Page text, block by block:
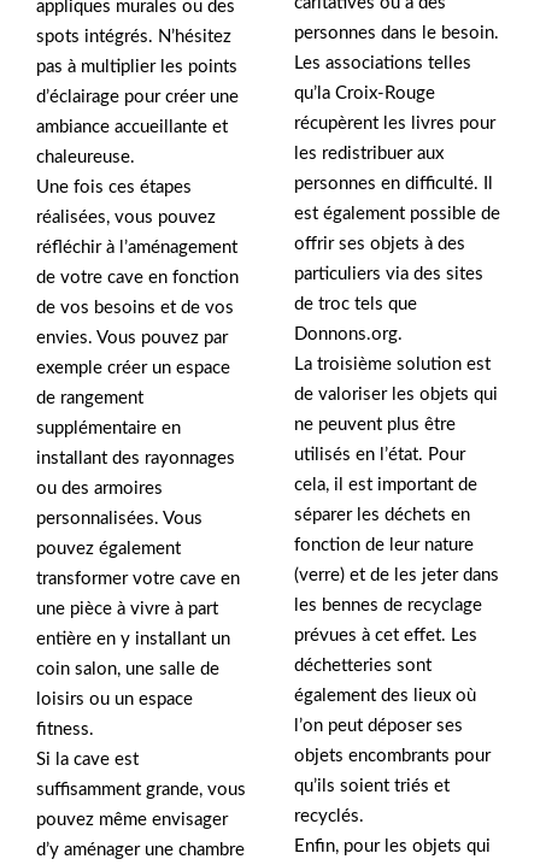
appliques murales ou des
spots intégrés. N’hésitez
pas à multiplier les points
d’éclairage pour créer une
ambiance accueillante et
chaleureuse.
Une fois ces étapes
réalisées, vous pouvez
réfléchir à l’aménagement
de votre cave en fonction
de vos besoins et de vos
envies. Vous pouvez par
exemple créer un espace
de rangement
supplémentaire en
installant des rayonnages
ou des armoires
personnalisées. Vous
pouvez également
transformer votre cave en
une pièce à vivre à part
entière en y installant un
coin salon, une salle de
loisirs ou un espace
fitness.
Si la cave est
suffisamment grande, vous
pouvez même envisager
d’y aménager une chambre
personnes dans le besoin.
Les associations telles
qu’la Croix-Rouge
récupèrent les livres pour
les redistribuer aux
personnes en difficulté. Il
est également possible de
offrir ses objets à des
particuliers via des sites
de troc tels que
Donnons.org.
La troisième solution est
de valoriser les objets qui
ne peuvent plus être
utilisés en l’état. Pour
cela, il est important de
séparer les déchets en
fonction de leur nature
(verre) et de les jeter dans
les bennes de recyclage
prévues à cet effet. Les
déchetteries sont
également des lieux où
l’on peut déposer ses
objets encombrants pour
qu’ils soient triés et
recyclés.
Enfin, pour les objets qui